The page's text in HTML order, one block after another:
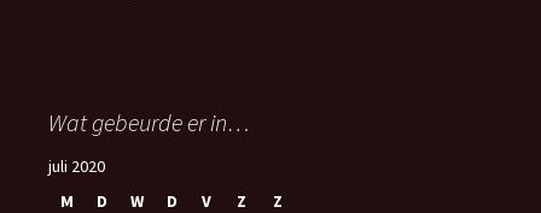
Wat gebeurde er in…
juli 2020
M
D W D V Z
Z